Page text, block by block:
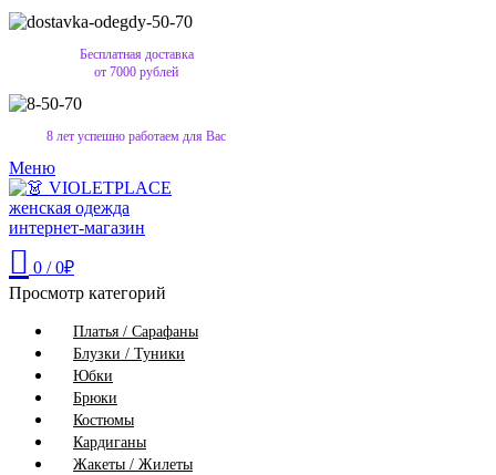
Бесплатная доставка
от 7000 рублей
8 лет успешно работаем для Вас
Меню
0 / 0₽
Просмотр категорий
Платья / Сарафаны
Блузки / Туники
Юбки
Брюки
Костюмы
Кардиганы
Жакеты / Жилеты